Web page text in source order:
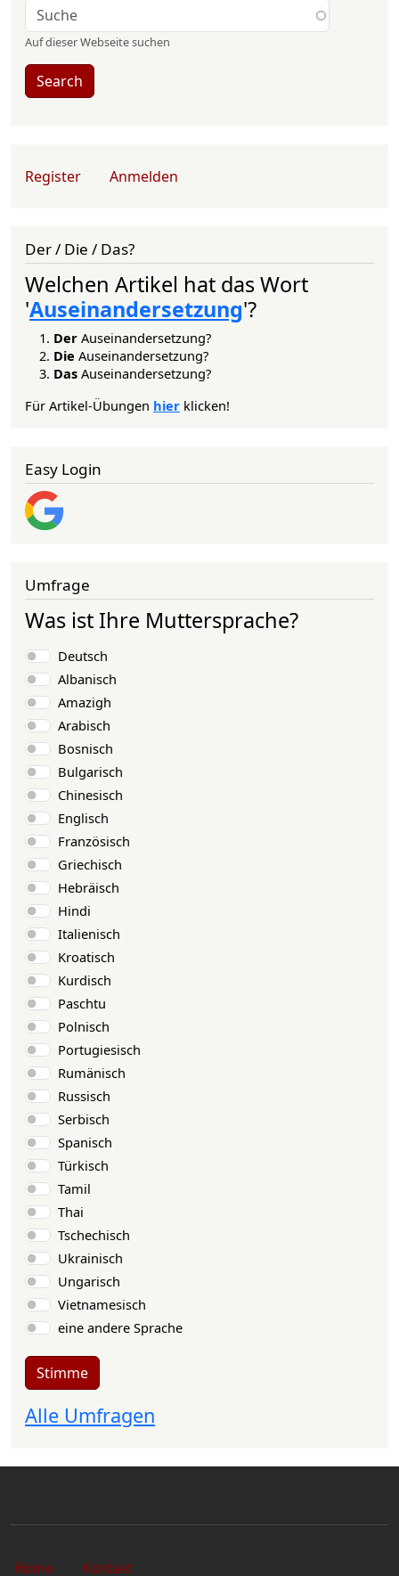
Auf dieser Webseite suchen
Search
User account menu
Register Anmelden
Der / Die / Das?
Welchen Artikel hat das Wort
'Auseinandersetzung'?
Der Auseinandersetzung?
Die Auseinandersetzung?
Das Auseinandersetzung?
Für Artikel-Übungen hier klicken!
Easy Login
Umfrage
Was ist Ihre Muttersprache?
Auswahlmöglichkeiten
Deutsch
Albanisch
Amazigh
Arabisch
Bosnisch
Bulgarisch
Chinesisch
Englisch
Französisch
Griechisch
Hebräisch
Hindi
Italienisch
Kroatisch
Kurdisch
Paschtu
Polnisch
Portugiesisch
Rumänisch
Russisch
Serbisch
Spanisch
Türkisch
Tamil
Thai
Tschechisch
Ukrainisch
Ungarisch
Vietnamesisch
eine andere Sprache
Stimme
Alle Umfragen
Sekundärlinks
Home Kontakt